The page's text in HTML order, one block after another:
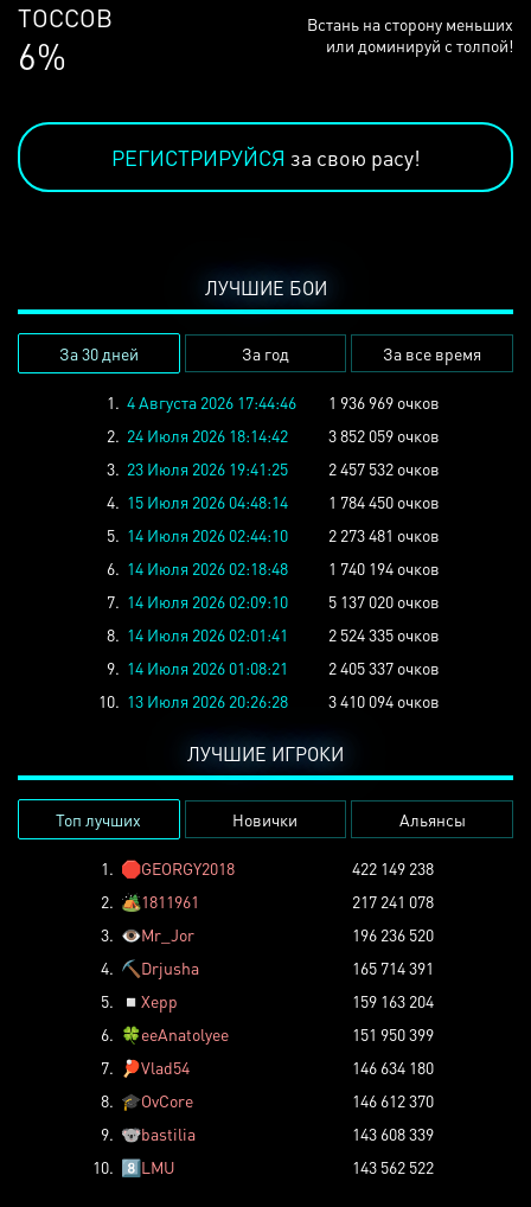
ЛЮДЕЙ
68%
Встань на сторону меньших
или доминируй с толпой!
РЕГИСТРИРУЙСЯ за свою расу!
ЛУЧШИЕ БОИ
За 30 дней За год За все время
1. 4 Августа 2026 17:44:46
1 936 969 очков
2. 24 Июля 2026 18:14:42
3 852 059 очков
3. 23 Июля 2026 19:41:25
2 457 532 очков
4. 15 Июля 2026 04:48:14
1 784 450 очков
5. 14 Июля 2026 02:44:10
2 273 481 очков
6. 14 Июля 2026 02:18:48
1 740 194 очков
7. 14 Июля 2026 02:09:10
5 137 020 очков
8. 14 Июля 2026 02:01:41
2 524 335 очков
9. 14 Июля 2026 01:08:21
2 405 337 очков
10. 13 Июля 2026 20:26:28 3 410 094 очков
ЛУЧШИЕ ИГРОКИ
Топ лучших Новички Альянсы
1. 🛑GEORGY2018
422 149 238
2. 🏕️1811961
217 241 078
3. 👁️Mr_Jor
196 236 520
4. ⛏️ Drjusha
165 714 391
5.
◽ Xepp
159 163 204
6. 🍀eeAnatolyee
151 950 399
7.
🏓Vlad54
146 634 180
8. 🎓OvCore
146 612 370
9. 🐨bastilia
143 608 339
10. 8️⃣LMU 143 562 522